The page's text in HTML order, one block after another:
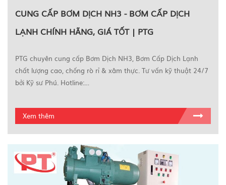
CUNG CẤP BƠM DỊCH NH3 - BƠM CẤP DỊCH
LẠNH CHÍNH HÃNG, GIÁ TỐT | PTG
PTG chuyên cung cấp Bơm Dịch NH3, Bơm Cấp Dịch Lạnh
chất lượng cao, chống rò rỉ & xâm thực. Tư vấn kỹ thuật 24/7
bởi Kỹ sư Phú. Hotline:…
Xem thêm